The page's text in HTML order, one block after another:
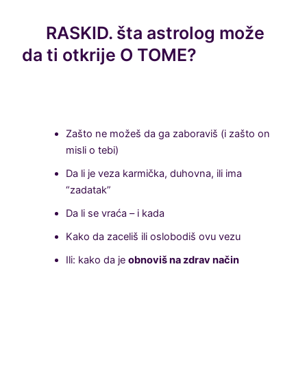
RASKID. šta astrolog može
da ti otkrije O TOME?
Zašto ne možeš da ga zaboraviš (i zašto on
misli o tebi)
Da li je veza karmička, duhovna, ili ima
“zadatak”
Da li se vraća – i kada
Kako da zaceliš ili oslobodiš ovu vezu
Ili: kako da jeobnoviš na zdrav način